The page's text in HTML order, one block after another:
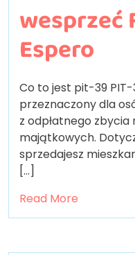
wesprzeć
Espero
Co to jest pit-39
przeznaczony dla
z odpłatnego
majątkowych.
sprzedajesz
[...]
Read More